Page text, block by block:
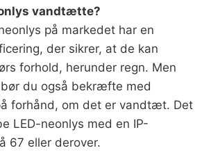
vandtætte?
på markedet har en
der sikrer, at de kan
forhold, herunder regn. Men
du også bekræfte med
forhånd, om det er vandtæt. Det
LED-neonlys med en IP-
67 eller derover.